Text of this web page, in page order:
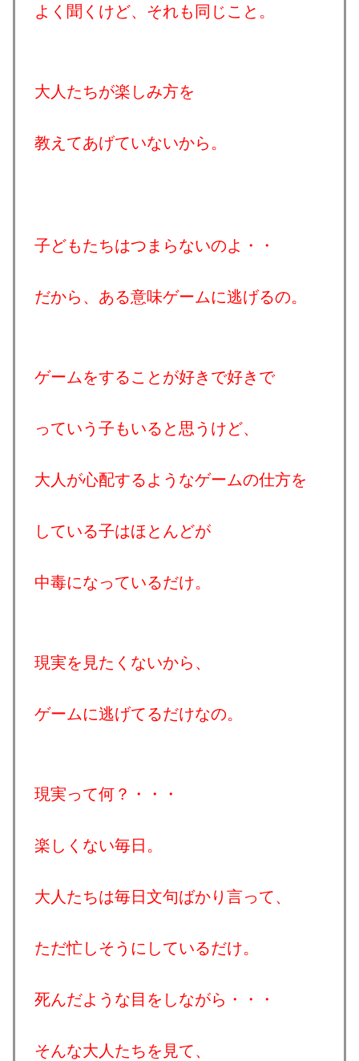
よく聞くけど、それも同じこと。
大人たちが楽しみ方を
教えてあげていないから。
子どもたちはつまらないのよ・・
だから、ある意味ゲームに逃げるの。
ゲームをすることが好きで好きで
っていう子もいると思うけど、
大人が心配するようなゲームの仕方を
している子はほとんどが
中毒になっているだけ。
現実を見たくないから、
ゲームに逃げてるだけなの。
現実って何？・・・
楽しくない毎日。
大人たちは毎日文句ばかり言って、
ただ忙しそうにしているだけ。
死んだような目をしながら・・・
そんな大人たちを見て、